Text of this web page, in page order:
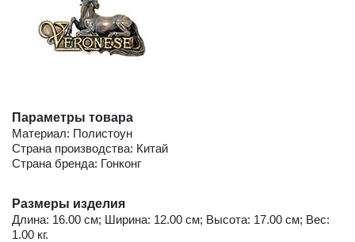
Параметры товара
Материал: Полистоун
Страна производства: Китай
Страна бренда: Гонконг
Размеры изделия
Длина: 16.00 см; Ширина: 12.00 см; Высота: 17.00 см; Вес:
1.00 кг.